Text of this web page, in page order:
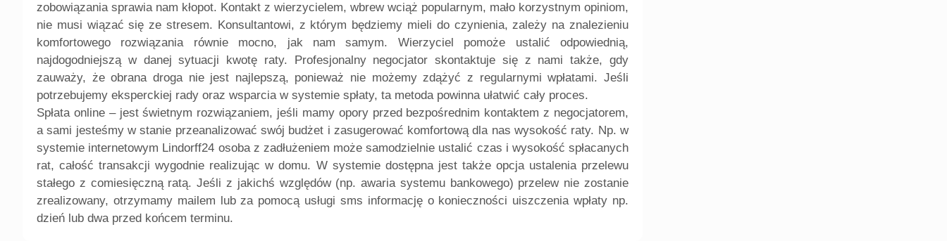
zobowiązania sprawia nam kłopot. Kontakt z wierzycielem, wbrew wciąż popularnym, mało korzystnym opiniom,
nie musi wiązać się ze stresem. Konsultantowi, z którym będziemy mieli do czynienia, zależy na znalezieniu
komfortowego rozwiązania równie mocno, jak nam samym. Wierzyciel pomoże ustalić odpowiednią,
najdogodniejszą w danej sytuacji kwotę raty. Profesjonalny negocjator skontaktuje się z nami także, gdy
zauważy, że obrana droga nie jest najlepszą, ponieważ nie możemy zdążyć z regularnymi wpłatami. Jeśli
potrzebujemy eksperckiej rady oraz wsparcia w systemie spłaty, ta metoda powinna ułatwić cały proces.
Spłata online – jest świetnym rozwiązaniem, jeśli mamy opory przed bezpośrednim kontaktem z negocjatorem,
a sami jesteśmy w stanie przeanalizować swój budżet i zasugerować komfortową dla nas wysokość raty. Np. w
systemie internetowym Lindorff24 osoba z zadłużeniem może samodzielnie ustalić czas i wysokość spłacanych
rat, całość transakcji wygodnie realizując w domu. W systemie dostępna jest także opcja ustalenia przelewu
stałego z comiesięczną ratą. Jeśli z jakichś względów (np. awaria systemu bankowego) przelew nie zostanie
zrealizowany, otrzymamy mailem lub za pomocą usługi sms informację o konieczności uiszczenia wpłaty np.
dzień lub dwa przed końcem terminu.